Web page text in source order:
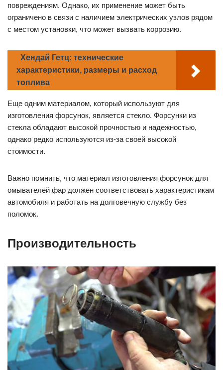
повреждениям. Однако, их применение может быть
ограничено в связи с наличием электрических узлов рядом
с местом установки, что может вызвать коррозию.
Хендай Гетц: технические
характеристики, размеры и расход
топлива
Еще одним материалом, который используют для
изготовления форсунок, является стекло. Форсунки из
стекла обладают высокой прочностью и надежностью,
однако редко используются из-за своей высокой
стоимости.
Важно помнить, что материал изготовления форсунок для
омывателей фар должен соответствовать характеристикам
автомобиля и работать на долговечную службу без
поломок.
Производительность